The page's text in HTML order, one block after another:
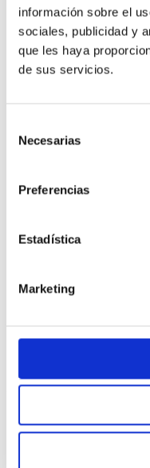
información sobre el
sociales, publicidad y
que les haya
de sus servicios.
Necesarias
Preferencias
Estadística
Marketing
Añadir a la lista
Anillo Davite &